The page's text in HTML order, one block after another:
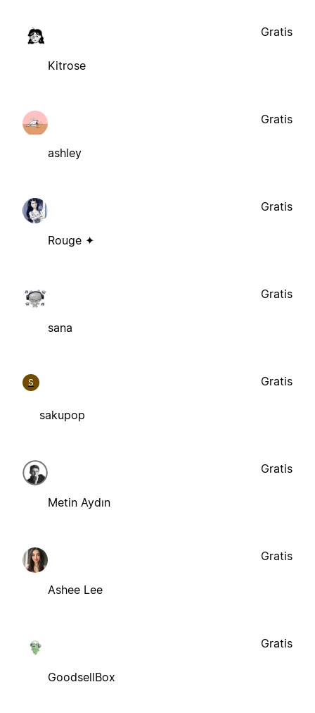
Kitrose
Gratis
ashley
Gratis
Rouge ✦
Gratis
sana
Gratis
S
sakupop
Gratis
Metin Aydın
Gratis
Ashee Lee
Gratis
GoodsellBox
Gratis